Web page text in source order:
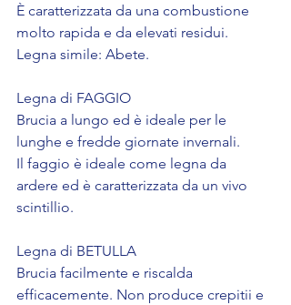
È caratterizzata da una combustione
molto rapida e da elevati residui.
Legna simile: Abete.
Legna di FAGGIO
Brucia a lungo ed è ideale per le
lunghe e fredde giornate invernali.
Il faggio è ideale come legna da
ardere ed è caratterizzata da un vivo
scintillio.
Legna di BETULLA
Brucia facilmente e riscalda
efficacemente. Non produce crepitii e